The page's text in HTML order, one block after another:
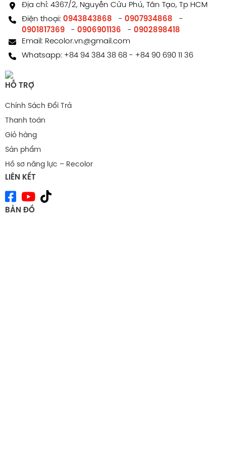
Cấu tạo hộp carton sóng E 30*20*8
Tính ứng dụng hộp carton sóng E
30*20*8
Địa chỉ: 4367/2, Nguyễn Cửu Phú, Tân Tạo, Tp HCM
Điện thoại: 0943843868 - 0907934868
-
0901817369
- 0906901136 - 0902898418
Email: Recolor.vn@gmail.com
Whatsapp: +84 94 384 38 68- +84 90 690 11 36
HỖ TRỢ
Chính Sách Đổi Trả
Thanh toán
Giỏ hàng
Sản phẩm
Hồ sơ năng lực – Recolor
LIÊN KẾT
BẢN ĐỒ